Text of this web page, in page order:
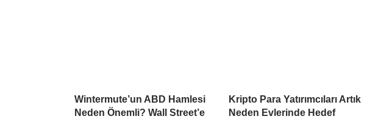
Wintermute’un ABD Hamlesi
Neden Önemli? Wall Street’e
Kripto Para Yatırımcıları Artık
Neden Evlerinde Hedef